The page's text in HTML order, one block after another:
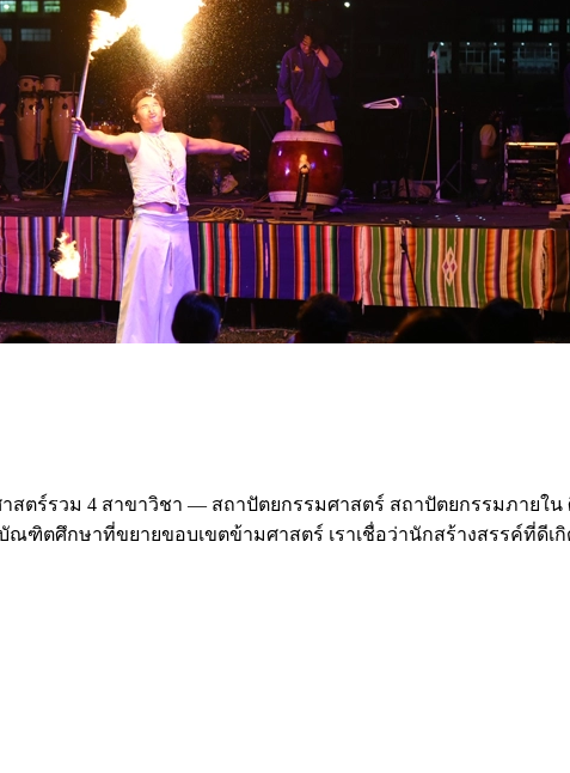
ตร์รวม 4 สาขาวิชา — สถาปัตยกรรมศาสตร์ สถาปัตยกรรมภายใ
ฑิตศึกษาที่ขยายขอบเขตข้ามศาสตร์ เราเชื่อว่านักสร้างสรรค์ที่ดีเ